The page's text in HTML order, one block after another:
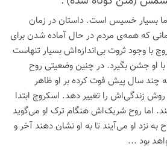
بسیار خسیس است. داستان در زمان
که همه‌ی مردم در حال آماده شدن برای
با وجود ثروت بی‌اندازه‌اش بسیار تنهاست
با او جشن بگیرد. در چنین وضعیتی روح
چند سال پیش فوت کرده بر او ظاهر
زندگی‌اش را تغییر دهد. اسکروچ ابتدا
اما روح شریک‌اش هنگام ترک او می‌گوید
نزد او می‌آیند تا به او نشان دهند آخر و
بود ...